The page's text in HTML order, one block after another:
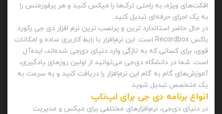
افکت‌های ویژه، به راحتی ترک‌ها را میکس کنید و هر پرفورمنس را
به یک اجرای حرفه‌ای تبدیل کنید.
در حال حاضر استاندارد ترین و پرنصب ترین نرم افزار دی جی رکورد
باکس Recordbox است. این نرم‌افزار با رابط کاربری ساده و امکانات
قوی، برای کسانی که به تازگی وارد دنیای دی‌جی شده‌اند، ایده‌آل
است. شما در دانشگاه دی‌جی می‌توانید از اولین روزهای یادگیری،
آموزش‌های گام به گام این نرم‌افزار را دریافت کنید و به سرعت به
یک متخصص تبدیل شوید.
انواع برنامه دی‌ جی برای لپ‌تاپ
در دنیای دی‌جی، نرم‌افزارهای مختلفی برای میکس و مدیریت